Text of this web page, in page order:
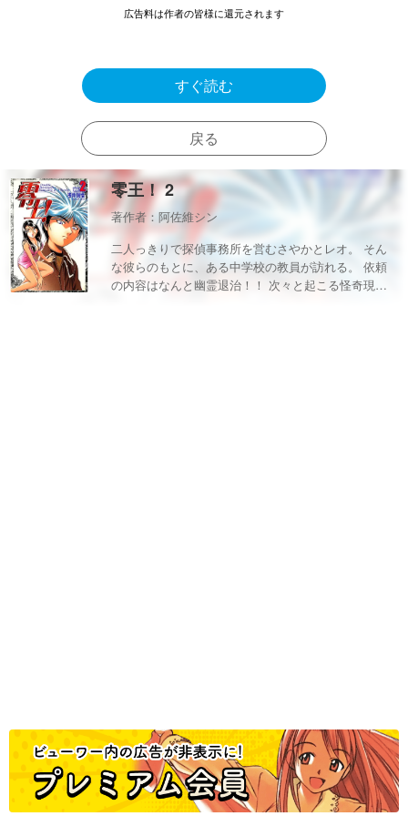
広告料は作者の皆様に還元されます
すぐ読む
戻る
零王！ 2
著作者：阿佐維シン
二人っきりで探偵事務所を営むさやかとレオ。 そん
な彼らのもとに、ある中学校の教員が訪れる。 依頼
の内容はなんと幽霊退治！！ 次々と起こる怪奇現象